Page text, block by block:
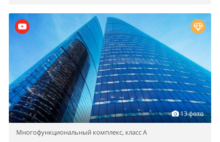
13 фото
Многофункциональный комплекс, класс A